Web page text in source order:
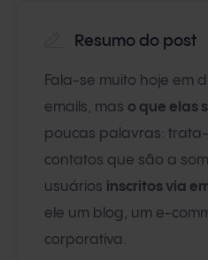
Resumo do post
Fala-se muito hoje em
emails, mas o que elas
poucas palavras:
contatos que são a
usuários inscritos via
ele um blog, um e-
corporativa.